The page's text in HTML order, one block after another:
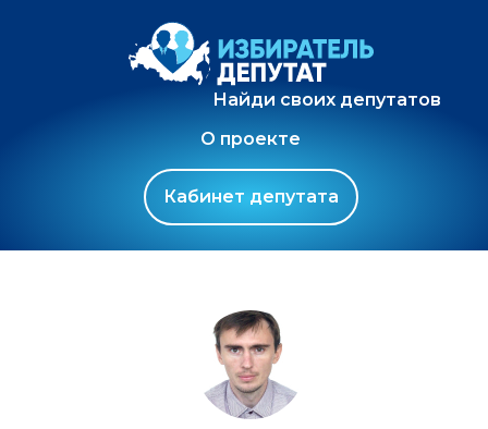
Найди своих депутатов
О проекте
Кабинет депутата